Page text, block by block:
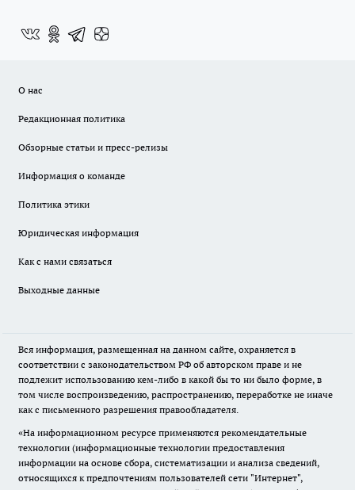
О нас
Редакционная политика
Обзорные статьи и пресс-релизы
Информация о команде
Политика этики
Юридическая информация
Как с нами связаться
Выходные данные
Вся информация, размещенная на данном сайте, охраняется в
соответствии с законодательством РФ об авторском праве и не
подлежит использованию кем-либо в какой бы то ни было форме, в
том числе воспроизведению, распространению, переработке не иначе
как с письменного разрешения правообладателя.
«На информационном ресурсе применяются рекомендательные
технологии (информационные технологии предоставления
информации на основе сбора, систематизации и анализа сведений,
относящихся к предпочтениям пользователей сети "Интернет",